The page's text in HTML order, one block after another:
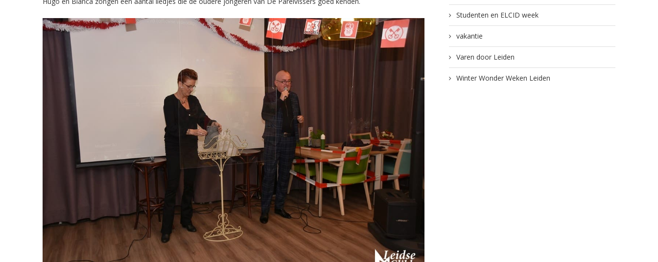
Studenten en ELCID week
vakantie
Varen door Leiden
Winter Wonder Weken Leiden